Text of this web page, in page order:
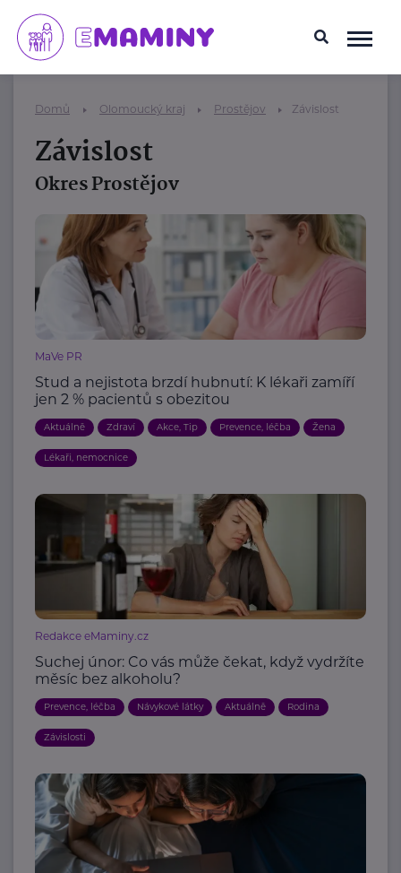
Domů Olomoucký kraj Prostějov Závislost
Závislost
Okres Prostějov
MaVe PR
Stud a nejistota brzdí hubnutí: K lékaři zamíří
jen 2 % pacientů s obezitou
Aktuálně Zdraví Akce, Tip Prevence, léčba Žena
Lékaři, nemocnice
Redakce eMaminy.cz
Suchej únor: Co vás může čekat, když vydržíte
měsíc bez alkoholu?
Prevence, léčba Návykové látky Aktuálně Rodina
Závislosti